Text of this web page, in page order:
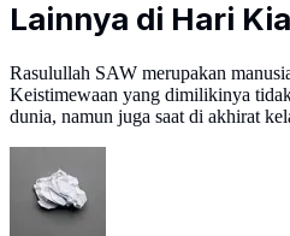
Lainnya di Hari
Rasulullah SAW merupakan
Keistimewaan yang dimilikinya
dunia, namun juga saat di akhirat